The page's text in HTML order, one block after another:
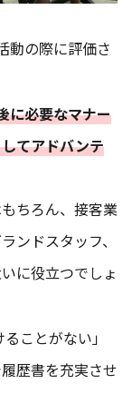
動の際に評価さ
に必要なマナー
てアドバンテ
ちろん、接客業
ンドスタッフ、
に役立つでしょ
ことがない」
歴書を充実させ